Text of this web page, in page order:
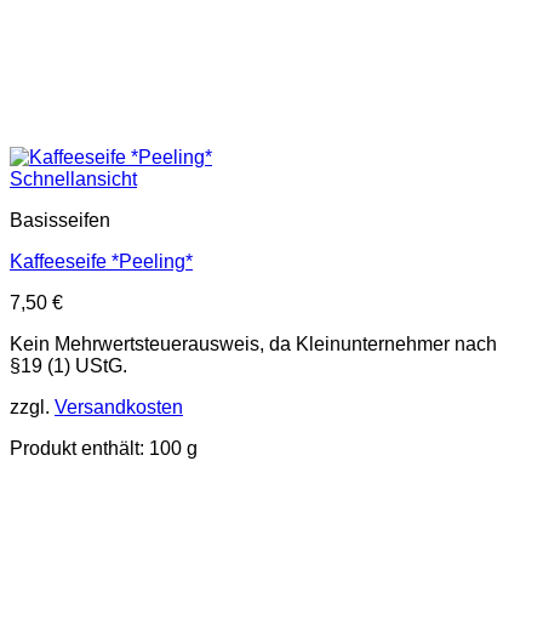
Schnellansicht
Basisseifen
Kaffeeseife *Peeling*
7,50 €
Kein Mehrwertsteuerausweis, da Kleinunternehmer nach
§19 (1) UStG.
zzgl. Versandkosten
Produkt enthält: 100 g